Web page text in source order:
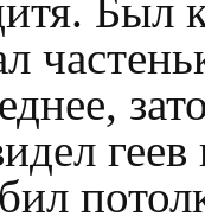
Был
геев